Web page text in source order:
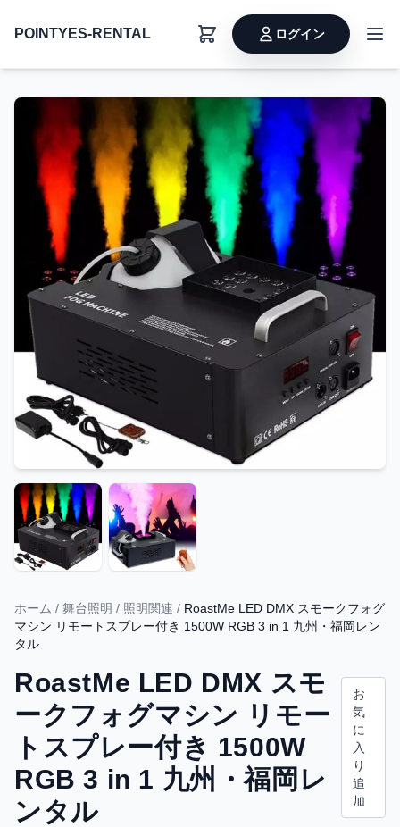
POINTYES-RENTAL ログイン
ホーム / 舞台照明 / 照明関連 / RoastMe LED DMX スモークフォグ
マシン リモートスプレー付き 1500W RGB 3 in 1 九州・福岡レン
タル
RoastMe LED DMX スモ
ークフォグマシン リモー
トスプレー付き 1500W
RGB 3 in 1 九州・福岡レ
ンタル
お
気
に
入
り
追
加